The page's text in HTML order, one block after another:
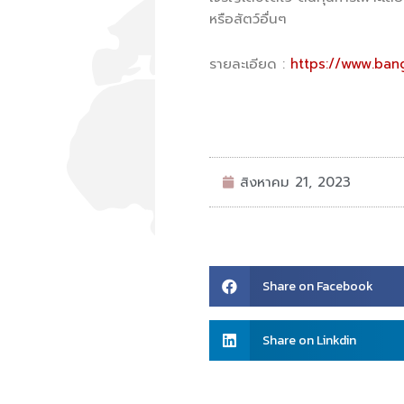
หรือสัตว์อื่นๆ
รายละเอียด : https://
สิงหาคม 21, 2023
Share
on
facebook
Share on Facebook
on
Share on Linkdin